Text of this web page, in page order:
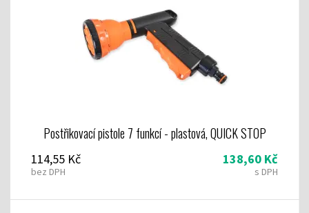
Postřikovací pistole 7 funkcí - plastová, QUICK STOP
114,55 Kč
bez DPH
138,60 Kč
s DPH